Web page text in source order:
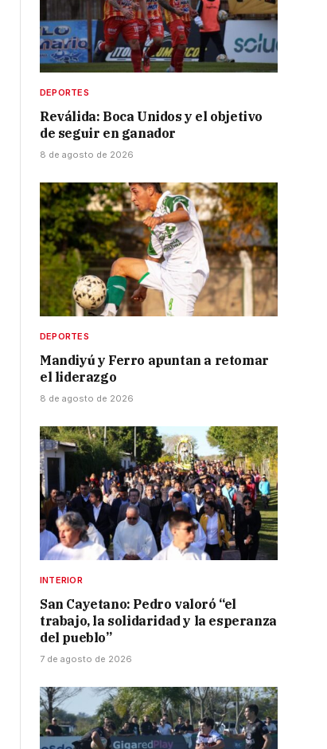
DEPORTES
Reválida: Boca Unidos y el objetivo
de seguir en ganador
8 de agosto de 2026
DEPORTES
Mandiyú y Ferro apuntan a retomar
el liderazgo
8 de agosto de 2026
INTERIOR
San Cayetano: Pedro valoró “el
trabajo, la solidaridad y la esperanza
del pueblo”
7 de agosto de 2026